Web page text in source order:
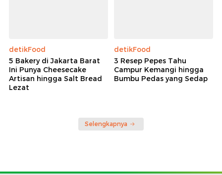
detikFood
5 Bakery di Jakarta Barat
Ini Punya Cheesecake
Artisan hingga Salt Bread
Lezat
detikFood
3 Resep Pepes Tahu
Campur Kemangi hingga
Bumbu Pedas yang Sedap
Selengkapnya